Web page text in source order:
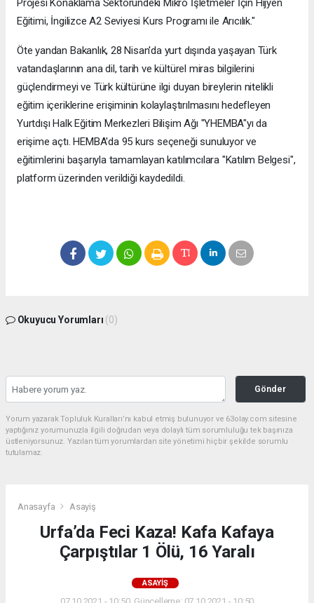
Projesi Konaklama Sektöründeki Mikro İşletmeler İçin Hijyen
Eğitimi, İngilizce A2 Seviyesi Kurs Programı ile Arıcılık."
Öte yandan Bakanlık, 28 Nisan'da yurt dışında yaşayan Türk
vatandaşlarının ana dil, tarih ve kültürel miras bilgilerini
güçlendirmeyi ve Türk kültürüne ilgi duyan bireylerin nitelikli
eğitim içeriklerine erişiminin kolaylaştırılmasını hedefleyen
Yurtdışı Halk Eğitim Merkezleri Bilişim Ağı "YHEMBA"yı da
erişime açtı. HEMBA'da 95 kurs seçeneği sunuluyor ve
eğitimlerini başarıyla tamamlayan katılımcılara "Katılım Belgesi",
platform üzerinden verildiği kaydedildi.
Okuyucu Yorumları (0)
Gönder
Yorum yazarak Topluluk Kuralları’nı kabul etmiş bulunuyor ve 63olay.com sitesine
yaptığınız yorumunuzla ilgili doğrudan veya dolaylı tüm sorumluluğu tek başınıza
üstleniyorsunuz. Yazılan tüm yorumlardan site yönetimi hiçbir şekilde sorumlu
tutulamaz.
Anasayfa Asayiş
Urfa’da Feci Kaza! Kafa Kafaya
Çarpıştılar 1 Ölü, 16 Yaralı
ASAYIŞ